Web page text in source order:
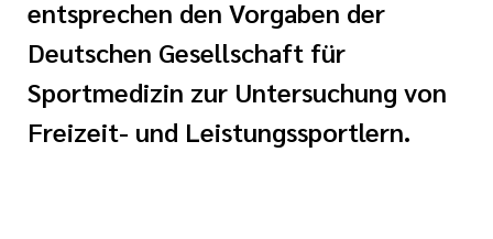
entsprechen den Vorgaben der
Deutschen Gesellschaft für
Sportmedizin zur Untersuchung von
Freizeit- und Leistungssportlern.